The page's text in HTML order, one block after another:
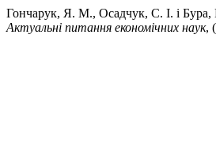
Гончарук, Я. М., Осадчук, С. І. і Бура,
Актуальні питання економічних наук,